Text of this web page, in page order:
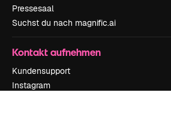
Pressesaal
Suchst du nach magnific.ai
Kontakt aufnehmen
Kundensupport
Instagram